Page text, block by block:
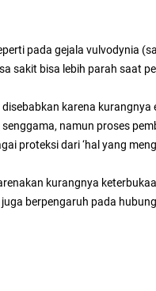
pada gejala vulvodynia
sakit bisa lebih parah saat
karena
namun proses
proteksi dari ‘hal yang
kurangnya
berpengaruh pada